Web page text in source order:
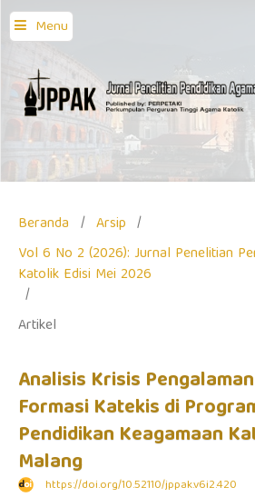
Menu
Beranda / Arsip /
Vol 6 No 2 (2026): Jurnal Penelitian
Katolik Edisi Mei 2026
/
Artikel
Analisis Krisis
Formasi Katekis di
Pendidikan Keagamaan
Malang
https://doi.org/10.52110/jppak.v6i2.420